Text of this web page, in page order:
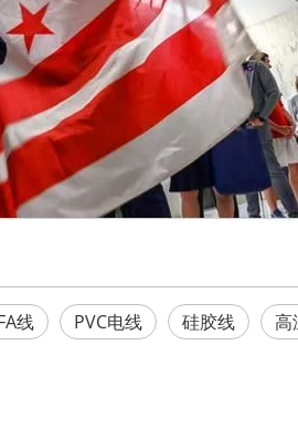
线 PVC电线 硅胶线 高